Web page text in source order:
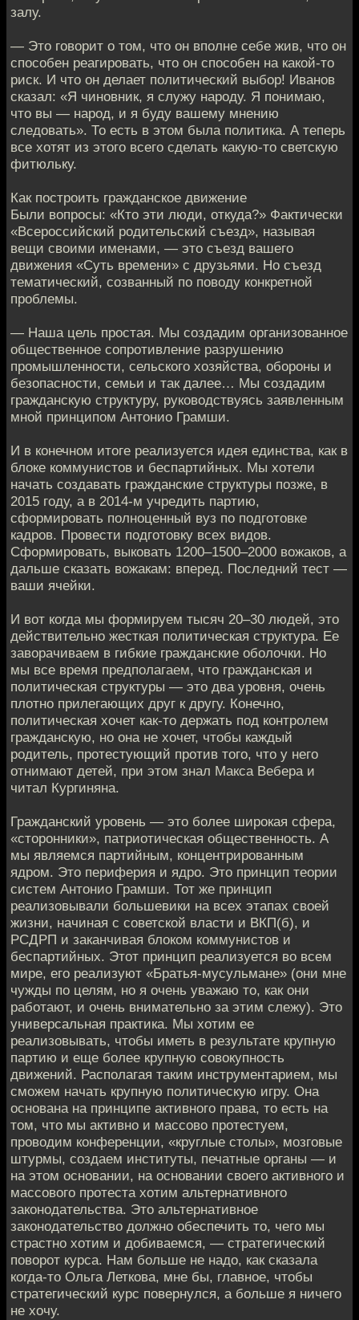
залу.
— Это говорит о том, что он вполне себе жив, что он
способен реагировать, что он способен на какой-то
риск. И что он делает политический выбор! Иванов
сказал: «Я чиновник, я служу народу. Я понимаю,
что вы — народ, и я буду вашему мнению
следовать». То есть в этом была политика. А теперь
все хотят из этого всего сделать какую-то светскую
фитюльку.
Как построить гражданское движение
Были вопросы: «Кто эти люди, откуда?» Фактически
«Всероссийский родительский съезд», называя
вещи своими именами, — это съезд вашего
движения «Суть времени» с друзьями. Но съезд
тематический, созванный по поводу конкретной
проблемы.
— Наша цель простая. Мы создадим организованное
общественное сопротивление разрушению
промышленности, сельского хозяйства, обороны и
безопасности, семьи и так далее… Мы создадим
гражданскую структуру, руководствуясь заявленным
мной принципом Антонио Грамши.
И в конечном итоге реализуется идея единства, как в
блоке коммунистов и беспартийных. Мы хотели
начать создавать гражданские структуры позже, в
2015 году, а в 2014-м учредить партию,
сформировать полноценный вуз по подготовке
кадров. Провести подготовку всех видов.
Сформировать, выковать 1200–1500–2000 вожаков, а
дальше сказать вожакам: вперед. Последний тест —
ваши ячейки.
И вот когда мы формируем тысяч 20–30 людей, это
действительно жесткая политическая структура. Ее
заворачиваем в гибкие гражданские оболочки. Но
мы все время предполагаем, что гражданская и
политическая структуры — это два уровня, очень
плотно прилегающих друг к другу. Конечно,
политическая хочет как-то держать под контролем
гражданскую, но она не хочет, чтобы каждый
родитель, протестующий против того, что у него
отнимают детей, при этом знал Макса Вебера и
читал Кургиняна.
Гражданский уровень — это более широкая сфера,
«сторонники», патриотическая общественность. А
мы являемся партийным, концентрированным
ядром. Это периферия и ядро. Это принцип теории
систем Антонио Грамши. Тот же принцип
реализовывали большевики на всех этапах своей
жизни, начиная с советской власти и ВКП(б), и
РСДРП и заканчивая блоком коммунистов и
беспартийных. Этот принцип реализуется во всем
мире, его реализуют «Братья-мусульмане» (они мне
чужды по целям, но я очень уважаю то, как они
работают, и очень внимательно за этим слежу). Это
универсальная практика. Мы хотим ее
реализовывать, чтобы иметь в результате крупную
партию и еще более крупную совокупность
движений. Располагая таким инструментарием, мы
сможем начать крупную политическую игру. Она
основана на принципе активного права, то есть на
том, что мы активно и массово протестуем,
проводим конференции, «круглые столы», мозговые
штурмы, создаем институты, печатные органы — и
на этом основании, на основании своего активного и
массового протеста хотим альтернативного
законодательства. Это альтернативное
законодательство должно обеспечить то, чего мы
страстно хотим и добиваемся, — стратегический
поворот курса. Нам больше не надо, как сказала
когда-то Ольга Леткова, мне бы, главное, чтобы
стратегический курс повернулся, а больше я ничего
не хочу.